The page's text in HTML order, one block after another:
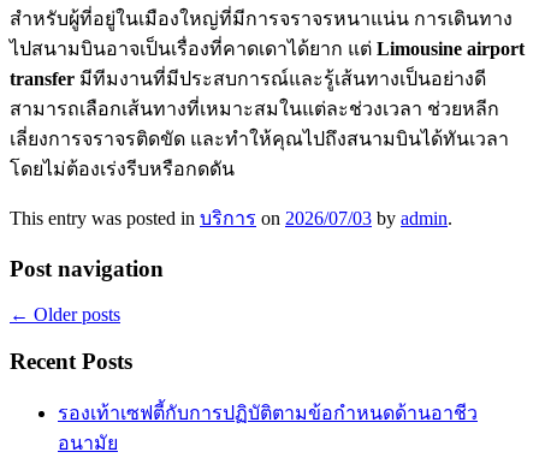
สำหรับผู้ที่อยู่ในเมืองใหญ่ที่มีการจราจรหนาแน่น การเดินทาง
ไปสนามบินอาจเป็นเรื่องที่คาดเดาได้ยาก แต่ Limousine airport
transfer มีทีมงานที่มีประสบการณ์และรู้เส้นทางเป็นอย่างดี
สามารถเลือกเส้นทางที่เหมาะสมในแต่ละช่วงเวลา ช่วยหลีก
เลี่ยงการจราจรติดขัด และทำให้คุณไปถึงสนามบินได้ทันเวลา
โดยไม่ต้องเร่งรีบหรือกดดัน
This entry was posted in บริการ on 2026/07/03 by admin.
Post navigation
← Older posts
Recent Posts
รองเท้าเซฟตี้กับการปฏิบัติตามข้อกำหนดด้านอาชีว
อนามัย